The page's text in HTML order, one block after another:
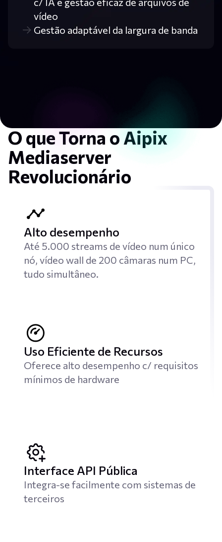
vídeo
Gestão adaptável da largura de banda
O que Torna o Aipix
Mediaserver
Revolucionário
Alto desempenho
Até 5.000 streams de vídeo num único
nó, vídeo wall de 200 câmaras num PC,
tudo simultâneo.
Uso Eficiente de Recursos
Oferece alto desempenho c/ requisitos
mínimos de hardware
Interface API Pública
Integra-se facilmente com sistemas de
terceiros